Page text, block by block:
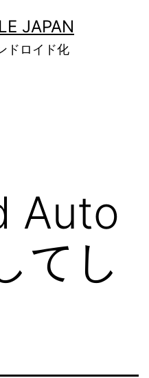
JAPAN
ドロイド化
Auto
てし